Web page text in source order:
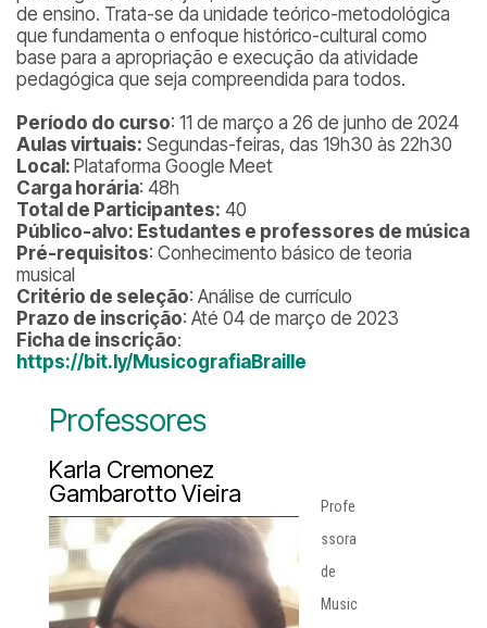
de ensino. Trata-se da unidade teórico-metodológica
que fundamenta o enfoque histórico-cultural como
base para a apropriação e execução da atividade
pedagógica que seja compreendida para todos.
Período do curso: 11 de março a 26 de junho de 2024
Aulas virtuais: Segundas-feiras, das 19h30 às 22h30
Local: Plataforma Google Meet
Carga horária: 48h
Total de Participantes: 40
Público-alvo: Estudantes e professores de música
Pré-requisitos: Conhecimento básico de teoria
musical
Critério de seleção: Análise de currículo
Prazo de inscrição: Até 04 de março de 2023
Ficha de inscrição:
https://bit.ly/MusicografiaBraille
Professores
Karla Cremonez
Gambarotto Vieira
Profe
ssora
de
Music